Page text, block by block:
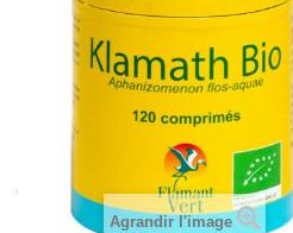
Agrandir l'image